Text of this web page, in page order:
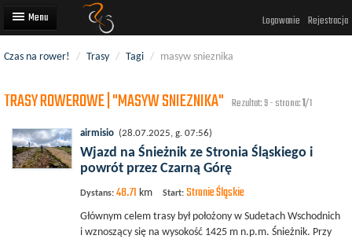
Logowanie Rejestracja
Trasy rowerowe
Wyścigi rowerowe
Użytkownicy
Czas na rower! / Trasy / Tagi / masyw snieznika
TRASY ROWEROWE | "MASYW SNIEZNIKA" Rezultat: 9 - strona:1/1
airmisio (28.07.2025, g. 07:56)
Wjazd na Śnieżnik ze Stronia Śląskiego i
powrót przez Czarną Górę
Dystans: 48.71 km Start: Stronie Śląskie
Głównym celem trasy był położony w Sudetach Wschodnich
i wznoszący się na wysokość 1425 m n.p.m. Śnieżnik. Przy